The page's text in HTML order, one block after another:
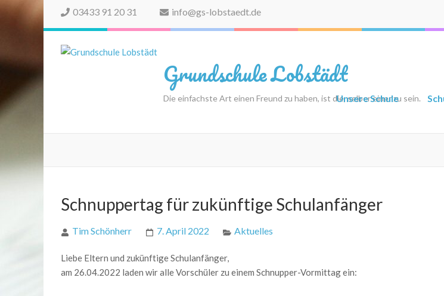
03433 91 20 31 info@gs-lobstaedt.de
Grundschule Lobstädt
Die einfachste Art einen Freund zu haben, ist die, selber einer zu sein.
Unsere Schule
Schnuppertag für zukünftige Schulanfänger
Tim Schönherr 7. April 2022 Aktuelles
Liebe Eltern und zukünftige Schulanfänger,
am 26.04.2022 laden wir alle Vorschüler zu einem Schnupper-Vormittag ein: